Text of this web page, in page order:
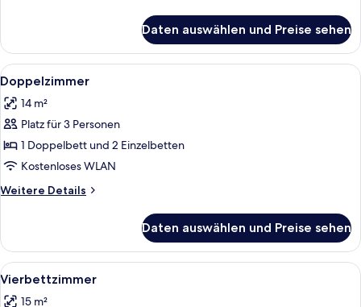
Daten auswählen und Preise sehen
Alle
Fotos
für
Doppelzimmer
anzeigen
Ein Hotelzimmer mit Bett, Nachttisch,
6
Doppelzimmer
14 m²
Platz für 3 Personen
1 Doppelbett und 2 Einzelbetten
Kostenloses WLAN
Weitere Details
Weitere
Daten auswählen und Preise sehen
Alle
Fotos
Ein Hotelzimmer mit Bett, Nachttisch,
6
Vierbettzimmer
15 m²